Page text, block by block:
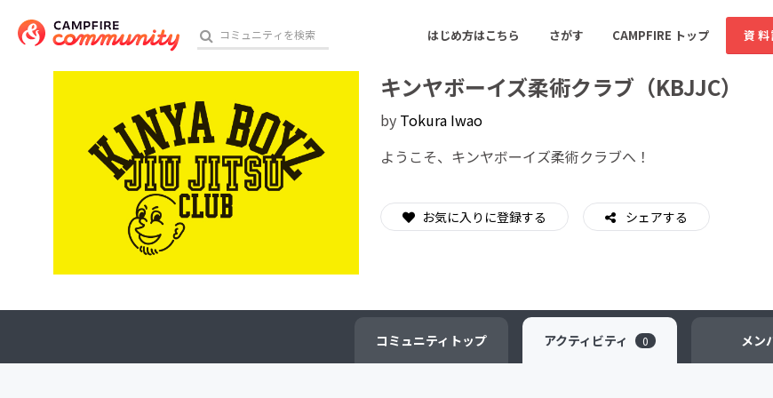
はじめ方はこちら さがす CAMPFIRE トップ 資
おすすめのコミュニティ 人気のコミュニティ
アート・写真 音楽 舞台・パフォーマ
ソーシャルグッド ビューティー・ヘ
チャレンジ
キンヤボーイズ柔術クラブ（KBJJC）
by Tokura Iwao
ようこそ、キンヤボーイズ柔術クラブへ！
お気に入りに登録する シェアする
コミュニティ トップ アクティビティ 0 メン